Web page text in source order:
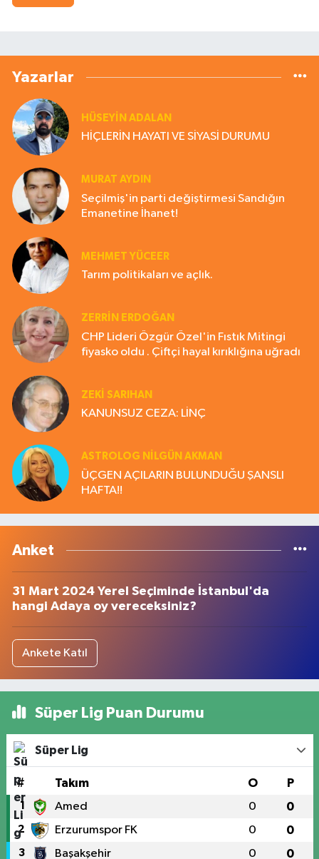
Yazarlar
HÜSEYIN ADALAN
HİÇLERİN HAYATI VE SİYASİ DURUMU
MURAT AYDIN
Seçilmiş'in parti değiştirmesi Sandığın
Emanetine İhanet!
MEHMET YÜCEER
Tarım politikaları ve açlık.
ZERRIN ERDOĞAN
CHP Lideri Özgür Özel'in Fıstık Mitingi
fiyasko oldu . Çiftçi hayal kırıklığına uğradı
ZEKI SARIHAN
KANUNSUZ CEZA: LİNÇ
ASTROLOG NILGÜN AKMAN
ÜÇGEN AÇILARIN BULUNDUĞU ŞANSLI
HAFTA!!
Anket
31 Mart 2024 Yerel Seçiminde İstanbul'da
hangi Adaya oy vereceksiniz?
Ankete Katıl
Süper Lig Puan Durumu
Süper Lig
# Takım O P
1 Amed 0 0
2 Erzurumspor FK 0 0
3 Başakşehir 0 0